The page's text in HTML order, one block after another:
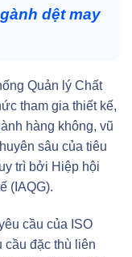
dệt may
Quản lý Chất
tham gia thiết kế,
hàng không, vũ
sâu của tiêu
trì bởi Hiệp hội
(IAQG).
cầu của ISO
cầu đặc thù liên